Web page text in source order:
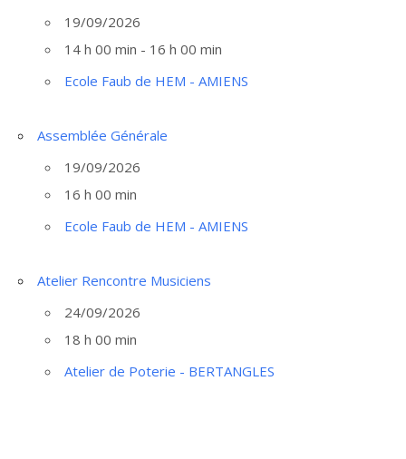
19/09/2026
14 h 00 min - 16 h 00 min
Ecole Faub de HEM - AMIENS
Assemblée Générale
19/09/2026
16 h 00 min
Ecole Faub de HEM - AMIENS
Atelier Rencontre Musiciens
24/09/2026
18 h 00 min
Atelier de Poterie - BERTANGLES